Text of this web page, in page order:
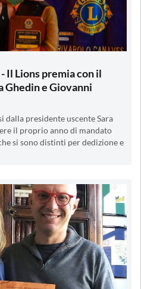
Il Lions premia con il
Ghedin e Giovanni
dalla presidente uscente Sara
il proprio anno di mandato
si sono distinti per dedizione e